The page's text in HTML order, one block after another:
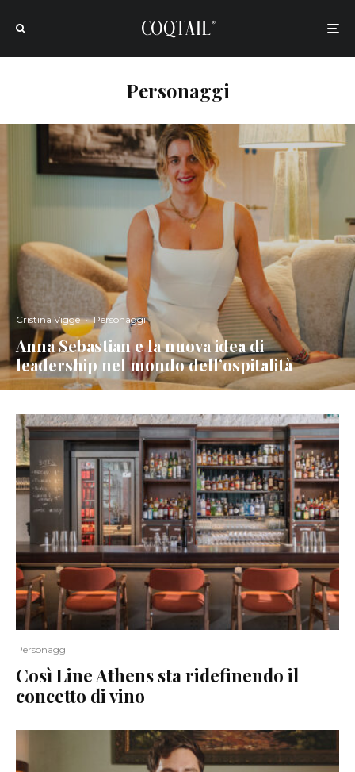
Personaggi
Cristina Viggè · Personaggi
Anna Sebastian e la nuova idea di
leadership nel mondo dell’ospitalità
Personaggi
Così Line Athens sta ridefinendo il
concetto di vino